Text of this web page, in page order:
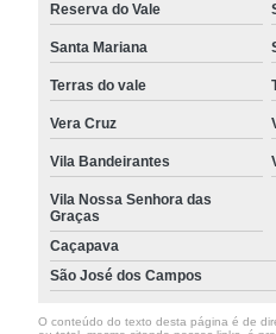
Reserva do Vale
Santa Mariana
Terras do vale
Vera Cruz
Vila Bandeirantes
Vila Nossa Senhora das
Graças
Caçapava
São José dos Campos
O conteúdo do texto desta página é de